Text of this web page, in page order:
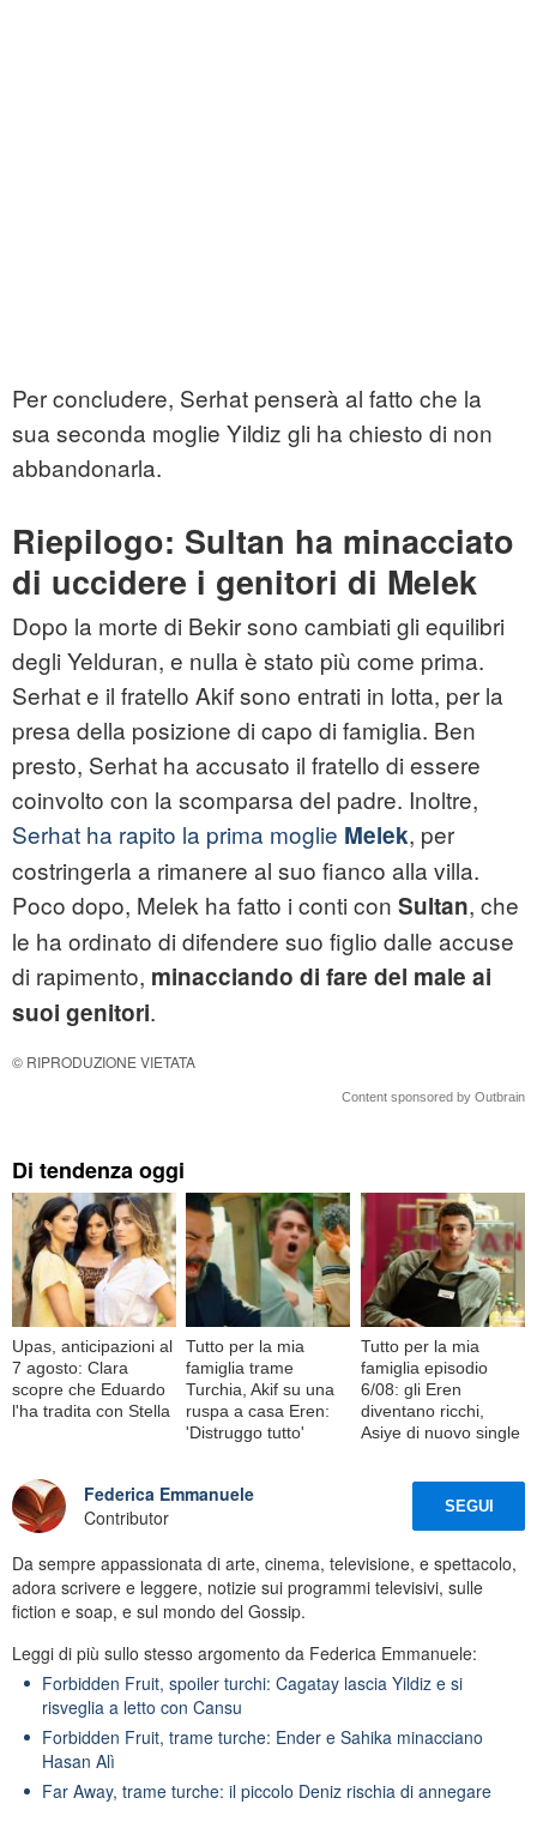
Per concludere, Serhat penserà al fatto che la
sua seconda moglie Yildiz gli ha chiesto di non
abbandonarla.
Riepilogo: Sultan ha minacciato
di uccidere i genitori di Melek
Dopo la morte di Bekir sono cambiati gli equilibri
degli Yelduran, e nulla è stato più come prima.
Serhat e il fratello Akif sono entrati in lotta, per la
presa della posizione di capo di famiglia. Ben
presto, Serhat ha accusato il fratello di essere
coinvolto con la scomparsa del padre. Inoltre,
Serhat ha rapito la prima moglie Melek, per
costringerla a rimanere al suo fianco alla villa.
Poco dopo, Melek ha fatto i conti con Sultan, che
le ha ordinato di difendere suo figlio dalle accuse
di rapimento, minacciando di fare del male ai
suoi genitori.
© RIPRODUZIONE VIETATA
Content sponsored by Outbrain
Di tendenza oggi
Upas, anticipazioni al
7 agosto: Clara
scopre che Eduardo
l'ha tradita con Stella
Tutto per la mia
famiglia trame
Turchia, Akif su una
ruspa a casa Eren:
'Distruggo tutto'
Tutto per la mia
famiglia episodio
6/08: gli Eren
diventano ricchi,
Asiye di nuovo single
Federica Emmanuele
Contributor
SEGUI
Da sempre appassionata di arte, cinema, televisione, e spettacolo,
adora scrivere e leggere, notizie sui programmi televisivi, sulle
fiction e soap, e sul mondo del Gossip.
Leggi di più sullo stesso argomento da Federica Emmanuele:
Forbidden Fruit, spoiler turchi: Cagatay lascia Yildiz e si
risveglia a letto con Cansu
Forbidden Fruit, trame turche: Ender e Sahika minacciano
Hasan Alì
Far Away, trame turche: il piccolo Deniz rischia di annegare